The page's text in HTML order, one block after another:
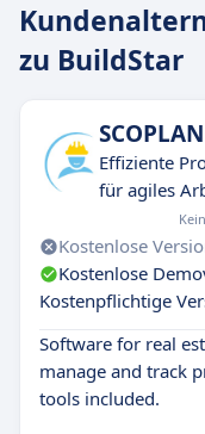
zu BuildStar
SCOPLAN
Effiziente
für agiles
Kostenlose
Kostenlose
Kostenpflichtige
Software for real
manage and track
tools included.